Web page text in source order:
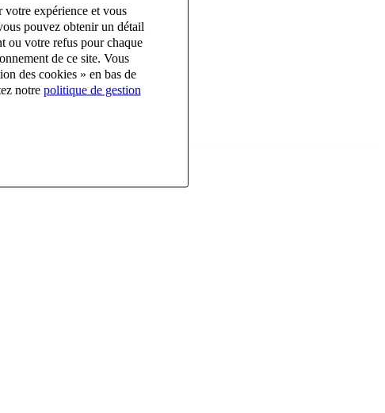
expérience et vous
pouvez obtenir un détail
ou votre refus pour chaque
de ce site. Vous
des cookies » en bas de
notre politique de gestion